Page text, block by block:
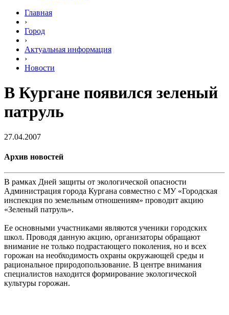
Главная
›
Город
›
Актуальная информация
›
Новости
В Кургане появился зеленый
патруль
27.04.2007
Архив новостей
В рамках Дней защиты от экологической опасности
Администрация города Кургана совместно с МУ «Городская
инспекция по земельным отношениям» проводит акцию
«Зеленый патруль».
Ее основными участниками являются ученики городских
школ. Проводя данную акцию, организаторы обращают
внимание не только подрастающего поколения, но и всех
горожан на необходимость охраны окружающей среды и
рациональное природопользование. В центре внимания
специалистов находится формирование экологической
культуры горожан.